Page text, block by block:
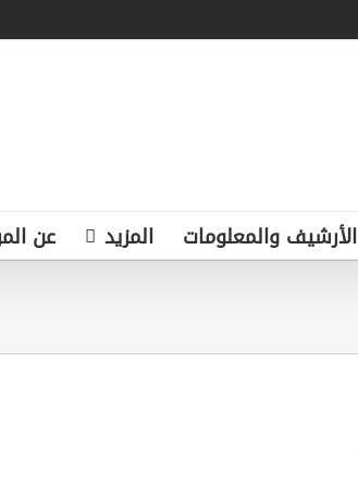
الأرشيف والمعلومات المزيد عن